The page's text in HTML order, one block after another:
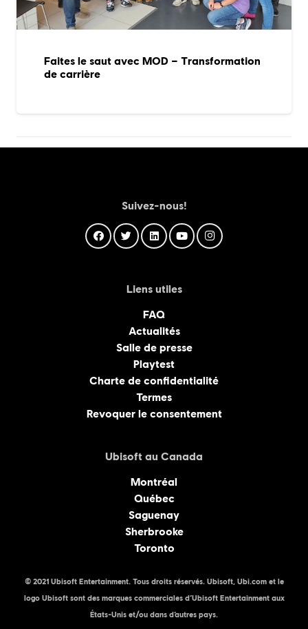
Faites le saut avec MOD – Transformation
de carrière
Suivez-nous!
Liens utiles
FAQ
Actualités
Salle de presse
Playtest
Charte de confidentialité
Termes
Revoquer le consentement
Ubisoft au Canada
Montréal
Québec
Saguenay
Sherbrooke
Toronto
© 2021 Ubisoft Entertainment. Tous droits réservés. Ubisoft, Ubi.com et le
logo Ubisoft sont des marques commerciales d’Ubisoft Entertainment aux
États-Unis et/ou dans d’autres pays.